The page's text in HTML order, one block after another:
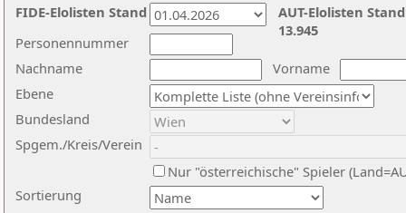
Nachname
Vorname
Ebene
Sortierung
Personennummer
Bundesland
Spgem./Kreis/Verein
Nur "österreichische" Spieler
AUT-Elolisten
13.945
FIDE-Elolisten Stand